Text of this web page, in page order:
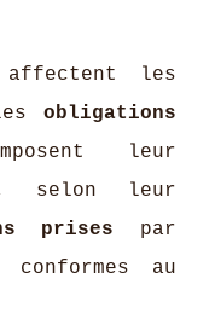
affectent les
obligations
leur
selon leur
prises par
au